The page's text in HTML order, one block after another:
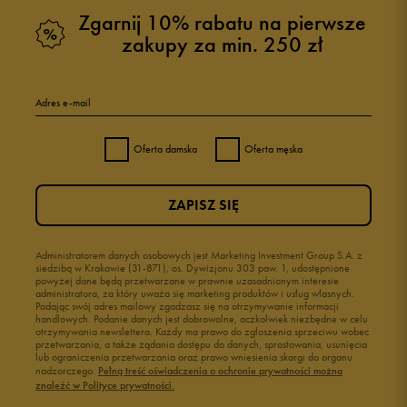
Zgarnij 10% rabatu na pierwsze
zakupy za min. 250 zł
Adres e-mail
Oferta damska Oferta męska
Administratorem danych osobowych jest Marketing Investment Group S.A. z
siedzibą w Krakowie (31-871), os. Dywizjonu 303 paw. 1, udostępnione
powyżej dane będą przetwarzane w prawnie uzasadnionym interesie
administratora, za który uważa się marketing produktów i usług własnych.
Podając swój adres mailowy zgadzasz się na otrzymywanie informacji
handlowych. Podanie danych jest dobrowolne, aczkolwiek niezbędne w celu
otrzymywania newslettera. Każdy ma prawo do zgłoszenia sprzeciwu wobec
przetwarzania, a także żądania dostępu do danych, sprostowania, usunięcia
lub ograniczenia przetwarzania oraz prawo wniesienia skargi do organu
nadzorczego. Pełną treść oświadczenia o ochronie prywatności można
znaleźć w Polityce prywatności.
ZAPISZ SIĘ